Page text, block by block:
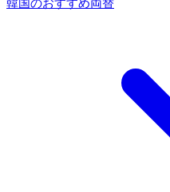
韓国のおすすめ両替